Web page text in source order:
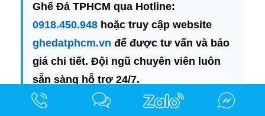
Ghế Đá TPHCM qua Hotline:
0918.450.948 hoặc truy cập website
ghedatphcm.vn để được tư vấn và báo
giá chi tiết. Đội ngũ chuyên viên luôn
sẵn sàng hỗ trợ 24/7.